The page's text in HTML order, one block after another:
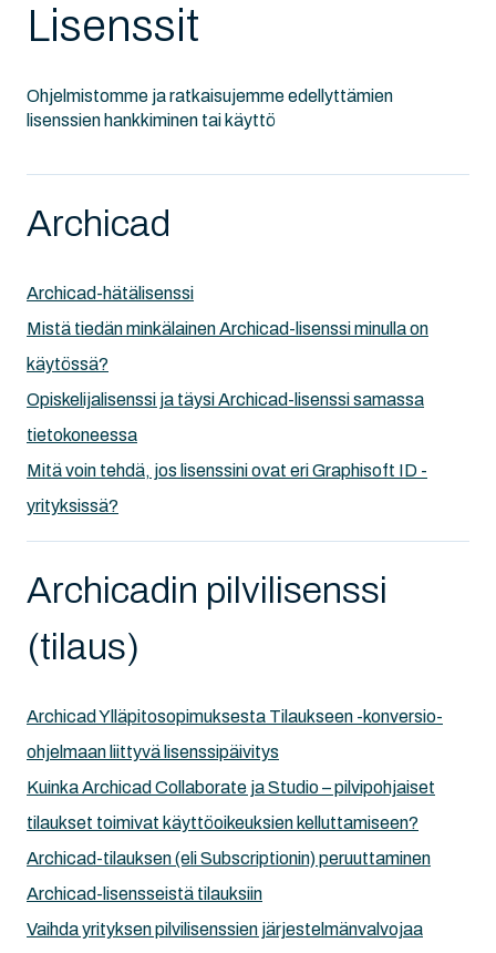
Lisenssit
Ohjelmistomme ja ratkaisujemme edellyttämien
lisenssien hankkiminen tai käyttö
Archicad
Archicad-hätälisenssi
Mistä tiedän minkälainen Archicad-lisenssi minulla on
käytössä?
Opiskelijalisenssi ja täysi Archicad-lisenssi samassa
tietokoneessa
Mitä voin tehdä, jos lisenssini ovat eri Graphisoft ID -
yrityksissä?
Archicadin pilvilisenssi
(tilaus)
Archicad Ylläpitosopimuksesta Tilaukseen -konversio-
ohjelmaan liittyvä lisenssipäivitys
Kuinka Archicad Collaborate ja Studio – pilvipohjaiset
tilaukset toimivat käyttöoikeuksien kelluttamiseen?
Archicad-tilauksen (eli Subscriptionin) peruuttaminen
Archicad-lisensseistä tilauksiin
Vaihda yrityksen pilvilisenssien järjestelmänvalvojaa